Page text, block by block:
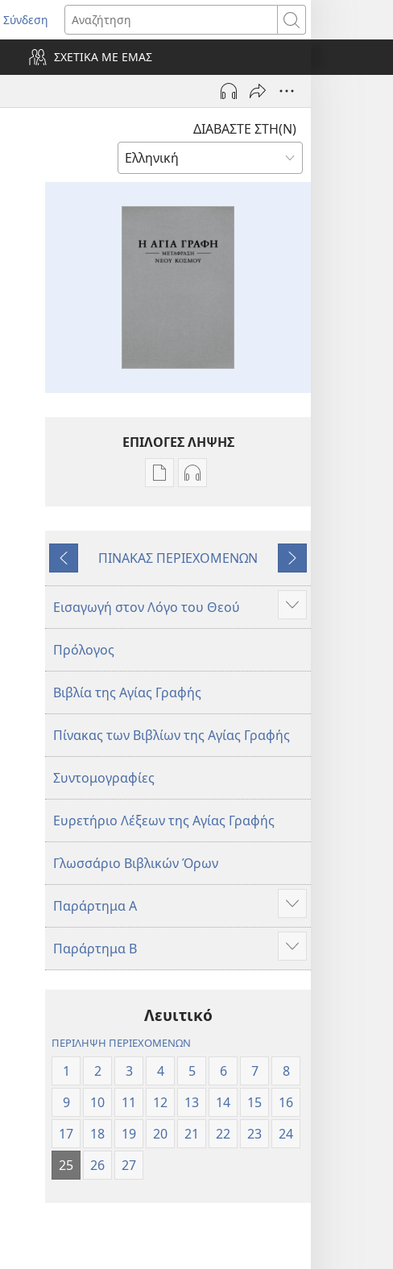
Σύνδεση
(ανοίγει
νέο
παράθυρο)
Αναζήτηση
ΣΧΕΤΙΚΑ ΜΕ ΕΜΑΣ
ΔΙΑΒΑΣΤΕ ΣΤΗ(Ν)
ΕΠΙΛΟΓΕΣ ΛΗΨΗΣ
Επιλογές
Αγία
—
Μετάφραση
(Αναθεώρηση
2017)
Επιλογές
Αγία
Μετάφραση
(Αναθεώρηση
2017)
Προηγούμενο
ΠΙΝΑΚΑΣ ΠΕΡΙΕΧΟΜΕΝΩΝ
Επόμενο
Εισαγωγή στον Λόγο του Θεού
Προβολή
περισσότερων
Πρόλογος
Βιβλία της Αγίας Γραφής
Πίνακας των Βιβλίων της Αγίας Γραφής
Συντομογραφίες
Ευρετήριο Λέξεων της Αγίας Γραφής
Γλωσσάριο Βιβλικών Όρων
Παράρτημα Α
Προβολή
περισσότερων
Παράρτημα Β
Προβολή
περισσότερων
Λευιτικό
ΠΕΡΙΛΗΨΗ ΠΕΡΙΕΧΟΜΕΝΩΝ
1 2 3 4 5 6 7
8
9
10 11 12 13 14 15
16
17
18 19 20 21 22 23
24
25
26 27